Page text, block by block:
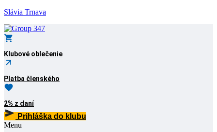
Slávia Trnava
Klubové oblečenie
Platba členského
2% z daní
Prihláška do klubu
Menu